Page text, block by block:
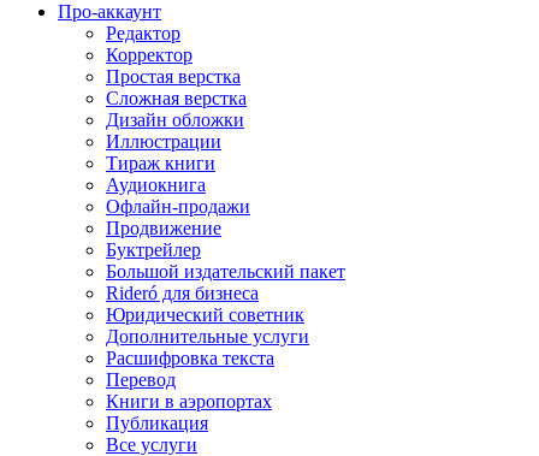
Про-аккаунт
Редактор
Корректор
Простая верстка
Сложная верстка
Дизайн обложки
Иллюстрации
Тираж книги
Аудиокнига
Офлайн-продажи
Продвижение
Буктрейлер
Большой издательский пакет
Rideró для бизнеса
Юридический советник
Дополнительные услуги
Расшифровка текста
Перевод
Книги в аэропортах
Публикация
Все услуги